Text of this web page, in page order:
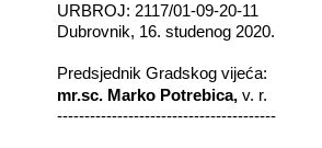
URBROJ: 2117/01-09-20-11
Dubrovnik, 16. studenog 2020.
Predsjednik Gradskog vijeća:
mr.sc. Marko Potrebica, v. r.
----------------------------------------